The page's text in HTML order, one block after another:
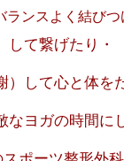
ンスよく結び
て繋げたり・
して心と体を
なヨガの時間に